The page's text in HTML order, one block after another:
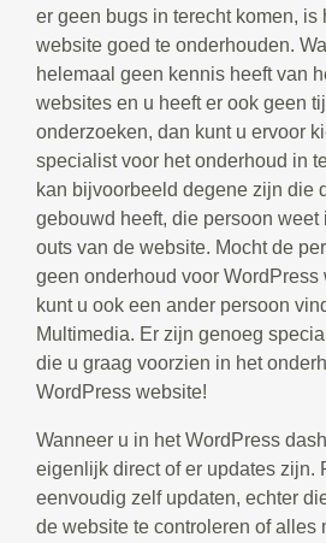
er geen bugs in terecht komen, is
website goed te onderhouden.
helemaal geen kennis heeft van
websites en u heeft er ook geen
onderzoeken, dan kunt u ervoor
specialist voor het onderhoud in
kan bijvoorbeeld degene zijn die
gebouwd heeft, die persoon weet
outs van de website. Mocht de
geen onderhoud voor WordPress
kunt u ook een ander persoon
Multimedia. Er zijn genoeg
die u graag voorzien in het
WordPress website!
Wanneer u in het WordPress
eigenlijk direct of er updates zijn.
eenvoudig zelf updaten, echter
de website te controleren of alles